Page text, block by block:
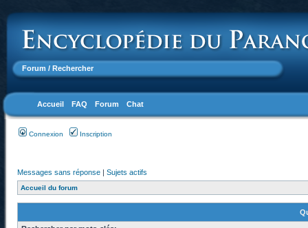
Forum / Rechercher
Accueil FAQ Forum Chat
Connexion Inscription
Messages sans réponse | Sujets actifs
Accueil du forum